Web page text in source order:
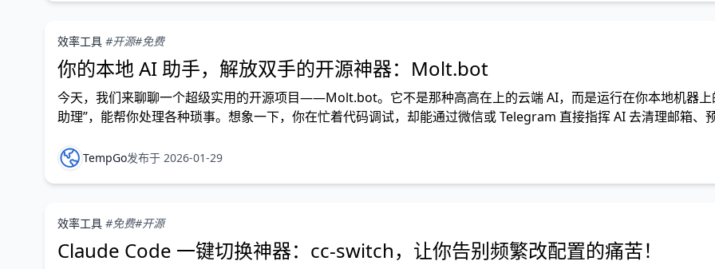
效率工具 #开源#免费
你的本地 AI 助手，解放双手的开源神器：Molt.bot
今天，我们来聊聊一个超级实用的开源项目——Molt.bot。它不是那种高高在上的云端 AI，而是运行在你本地机器上
助理”，能帮你处理各种琐事。想象一下，你在忙着代码调试，却能通过微信或 Telegram 直接指挥 AI 去清理邮箱、
TempGo发布于 2026-01-29
效率工具 #免费#开源
Claude Code 一键切换神器：cc-switch，让你告别频繁改配置的痛苦！